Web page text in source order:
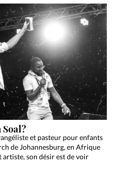
Soal?
et pasteur pour enfants
de Johannesburg, en Afrique
artiste, son désir est de voir